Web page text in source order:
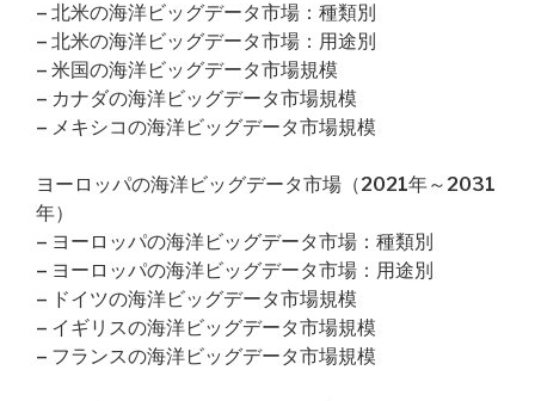
– 北米の海洋ビッグデータ市場：種類別
– 北米の海洋ビッグデータ市場：用途別
– 米国の海洋ビッグデータ市場規模
– カナダの海洋ビッグデータ市場規模
– メキシコの海洋ビッグデータ市場規模
ヨーロッパの海洋ビッグデータ市場（2021年～2031
年）
– ヨーロッパの海洋ビッグデータ市場：種類別
– ヨーロッパの海洋ビッグデータ市場：用途別
– ドイツの海洋ビッグデータ市場規模
– イギリスの海洋ビッグデータ市場規模
– フランスの海洋ビッグデータ市場規模